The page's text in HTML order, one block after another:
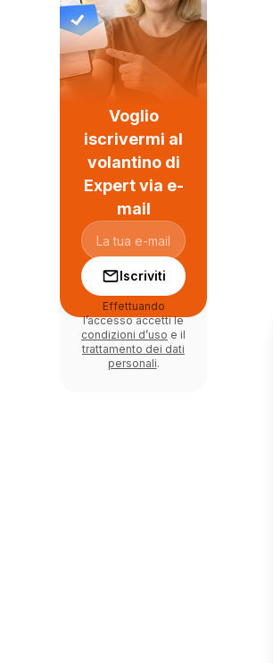
Voglio
iscrivermi al
volantino di
Expert via e-
mail
Iscriviti
Effettuando
l’accesso accetti le
condizioni d’uso e il
trattamento dei dati
personali.